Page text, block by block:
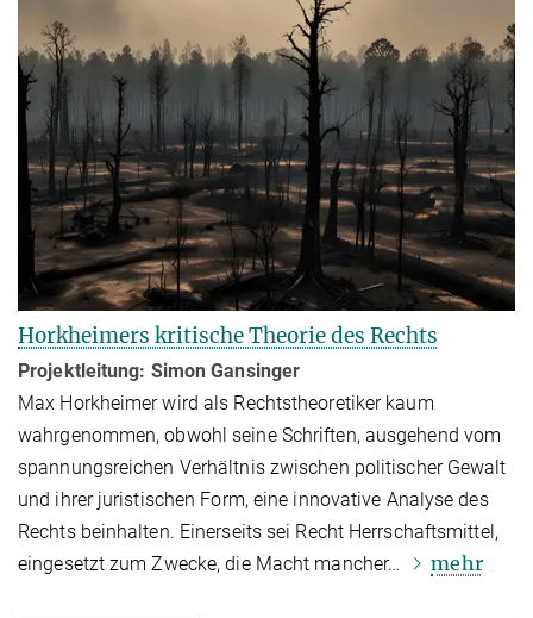
Horkheimers kritische Theorie des Rechts
Projektleitung: Simon Gansinger
Max Horkheimer wird als Rechtstheoretiker kaum
wahrgenommen, obwohl seine Schriften, ausgehend vom
span­nungs­reichen Verhältnis zwischen politischer Gewalt
und ihrer juristischen Form, eine innovative Analyse des
Rechts bein­hal­ten. Einerseits sei Recht Herrschaftsmittel,
eingesetzt zum Zwecke, die Macht mancher…
mehr